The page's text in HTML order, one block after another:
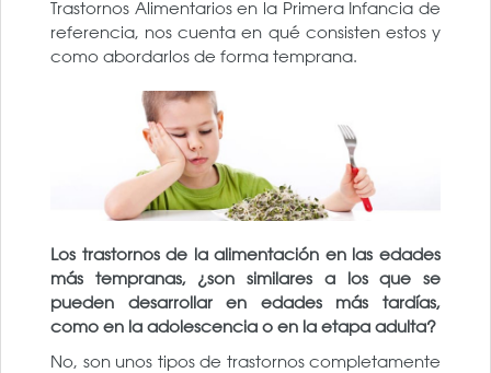
Trastornos Alimentarios en la Primera Infancia de
referencia, nos cuenta en qué consisten estos y
como abordarlos de forma temprana.
Los trastornos de la alimentación en las edades
más tempranas, ¿son similares a los que se
pueden desarrollar en edades más tardías,
como en la adolescencia o en la etapa adulta?
No, son unos tipos de trastornos completamente